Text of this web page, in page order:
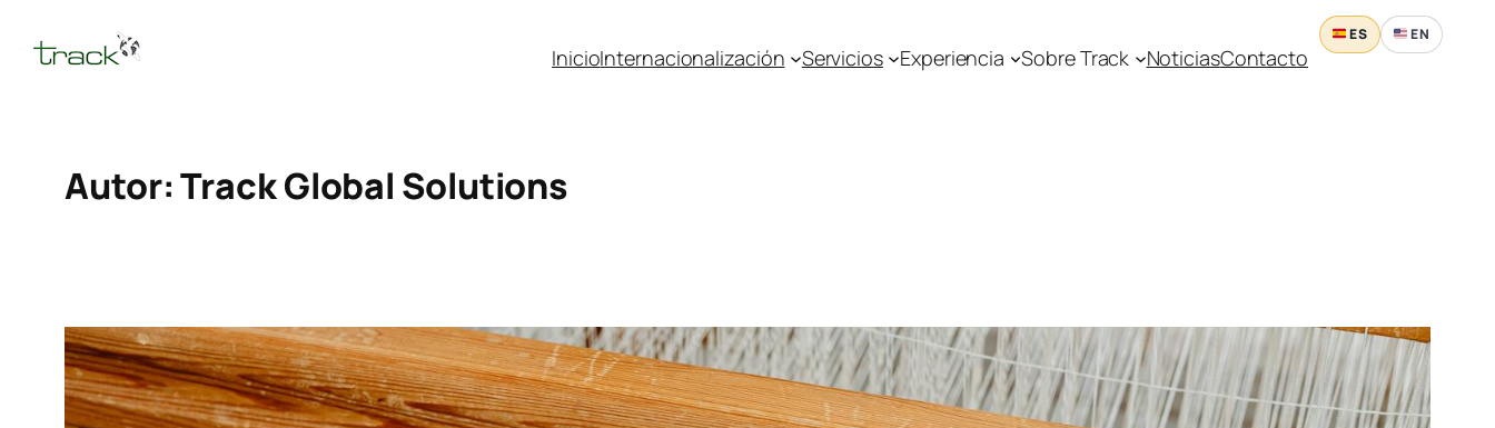
InicioInternacionalización Servicios Experiencia Sobre Track NoticiasContacto
ES EN
Autor:Track Global Solutions